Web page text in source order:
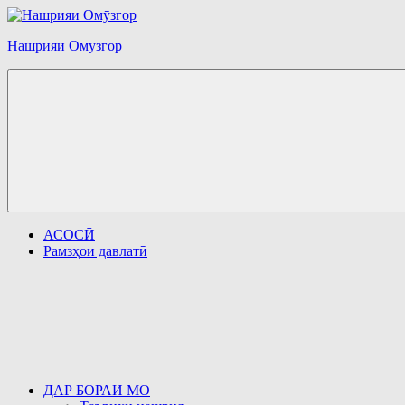
Перейти
содержимому
Нашрияи Омӯзгор
АСОСӢ
Рамзҳои давлатӣ
ДАР БОРАИ МО